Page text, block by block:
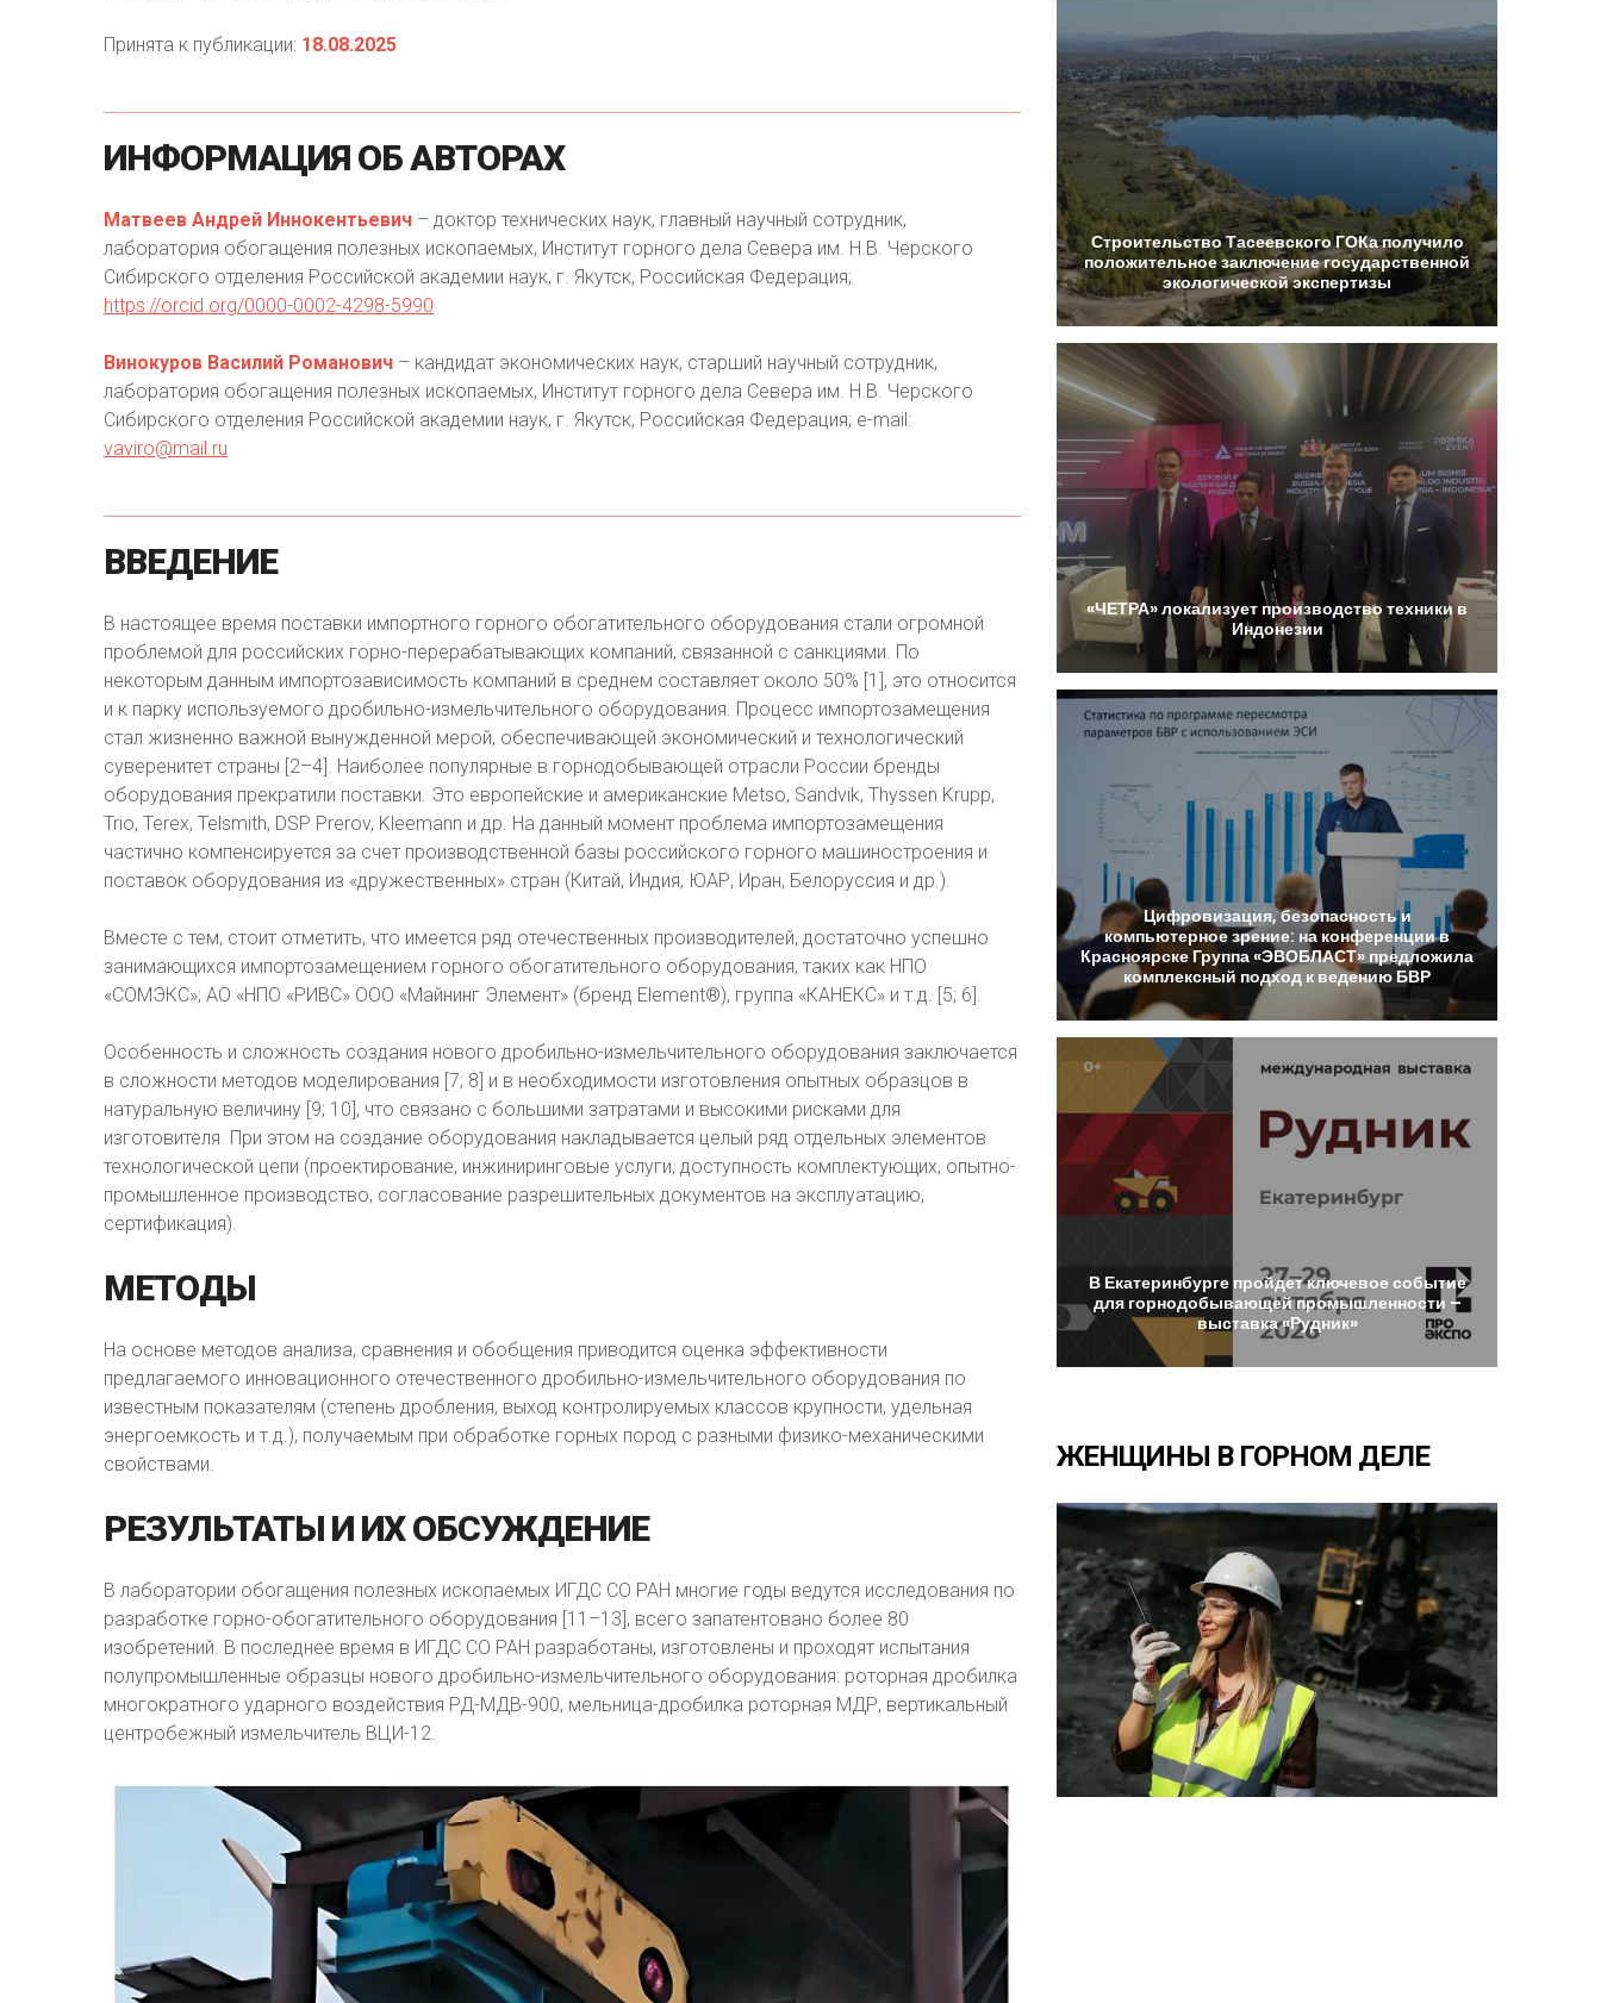
Принята к публикации: 18.08.2025
ИНФОРМАЦИЯ ОБАВТОРАХ
Матвеев Андрей Иннокентьевич – доктор технических наук, главный научный сотрудник,
лаборатория обогащения полезных ископаемых, Институт горного дела Севера им. Н.В. Черского
Сибирского отделения Российской академии наук, г. Якутск, Российская Федерация;
https://orcid.org/0000-0002-4298-5990
Винокуров Василий Романович – кандидат экономических наук, старший научный сотрудник,
лаборатория обогащения полезных ископаемых, Институт горного дела Севера им. Н.В. Черского
Сибирского отделения Российской академии наук, г. Якутск, Российская Федерация; e-mail:
vaviro@mail.ru
ВВЕДЕНИЕ
В настоящее время поставки импортного горного обогатительного оборудования стали огромной
проблемой для российских горно-перерабатывающих компаний, связанной с санкциями. По
некоторым данным импортозависимость компаний в среднем составляет около 50% [1], это относится
и к парку используемого дробильно-измельчительного оборудования. Процесс импортозамещения
стал жизненно важной вынужденной мерой, обеспечивающей экономический и технологический
суверенитет страны [2–4]. Наиболее популярные в горнодобывающей отрасли России бренды
оборудования прекратили поставки. Это европейские и американские Metso, Sandvik, Thyssen Krupp,
Trio, Terex, Telsmith, DSP Prerov, Kleemann и др. На данный момент проблема импортозамещения
частично компенсируется за счет производственной базы российского горного машиностроения и
поставок оборудования из «дружественных» стран (Китай, Индия, ЮАР, Иран, Белоруссия и др.).
Вместе с тем, стоит отметить, что имеется ряд отечественных производителей, достаточно успешно
занимающихся импортозамещением горного обогатительного оборудования, таких как НПО
«СОМЭКС»; АО «НПО «РИВС» ООО «Майнинг Элемент» (бренд Element®), группа «КАНЕКС» и т.д. [5; 6].
Особенность и сложность создания нового дробильно-измельчительного оборудования заключается
в сложности методов моделирования [7; 8] и в необходимости изготовления опытных образцов в
натуральную величину [9; 10], что связано с большими затратами и высокими рисками для
изготовителя. При этом на создание оборудования накладывается целый ряд отдельных элементов
технологической цепи (проектирование, инжиниринговые услуги, доступность комплектующих, опытно-
промышленное производство, согласование разрешительных документов на эксплуатацию,
сертификация).
МЕТОДЫ
На основе методов анализа, сравнения и обобщения приводится оценка эффективности
предлагаемого инновационного отечественного дробильно-измельчительного оборудования по
известным показателям (степень дробления, выход контролируемых классов крупности, удельная
энергоемкость и т.д.), получаемым при обработке горных пород с разными физико-механическими
свойствами.
РЕЗУЛЬТАТЫ И ИХ ОБСУЖДЕНИЕ
В лаборатории обогащения полезных ископаемых ИГДС СО РАН многие годы ведутся исследования по
разработке горно-обогатительного оборудования [11–13], всего запатентовано более 80
изобретений. В последнее время в ИГДС СО РАН разработаны, изготовлены и проходят испытания
полупромышленные образцы нового дробильно-измельчительного оборудования: роторная дробилка
многократного ударного воздействия РД-МДВ-900, мельница-дробилка роторная МДР, вертикальный
центробежный измельчитель ВЦИ-12.
СтроительствоТасеевскогоГОКаполучило
положительноезаключениегосударственной
экологическойэкспертизы
«ЧЕТРА»локализует производство техникив
Индонезии
Цифровизация,безопасностьи
компьютерноезрение: на конференциив
Красноярске Группа«ЭВОБЛАСТ» предложила
комплексный подход к ведению БВР
В Екатеринбурге пройдетключевоесобытие
для горнодобывающейпромышленности –
выставка«Рудник»
ЖЕНЩИНЫ В ГОРНОМ ДЕЛЕ